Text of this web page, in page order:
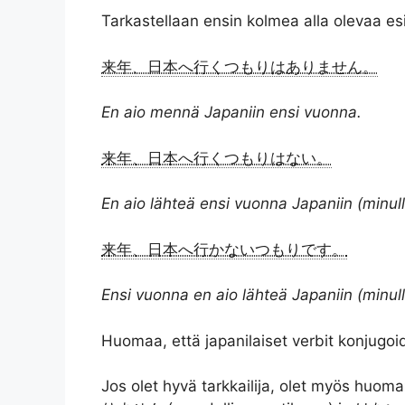
Tarkastellaan ensin kolmea alla olevaa
来年、日本へ行くつもりはありません。
En aio mennä Japaniin ensi vuonna.
来年、日本へ行くつもりはない。
En aio lähteä ensi vuonna Japaniin
来年、日本へ行かないつもりです。
Ensi vuonna en aio lähteä Japaniin
Huomaa, että japanilaiset verbit
Jos olet hyvä tarkkailija, olet myös